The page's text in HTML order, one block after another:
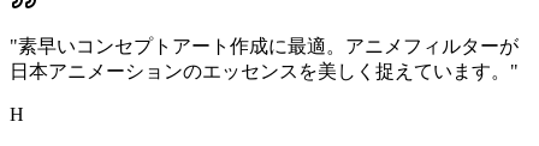
"素早いコンセプトアート作成に最適。アニメフィルターが
日本アニメーションのエッセンスを美しく捉えています。 "
H